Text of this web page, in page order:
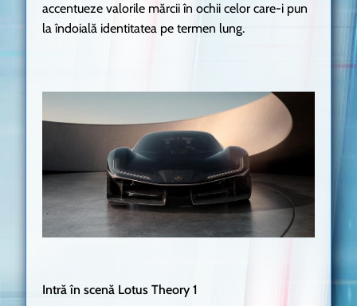
accentueze valorile mărcii în ochii celor care-i pun
la îndoială identitatea pe termen lung.
Intră în scenă Lotus Theory 1